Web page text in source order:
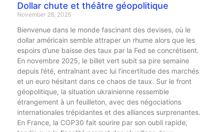
Dollar chute et théâtre géopolitique
November 28, 2025
Bienvenue dans le monde fascinant des devises, où le
dollar américain semble attraper un rhume alors que les
espoirs d’une baisse des taux par la Fed se concrétisent.
En novembre 2025, le billet vert subit sa pire semaine
depuis l’été, entraînant avec lui l’incertitude des marchés
et un euro hésitant dans ce chaos de taux. Sur le front
géopolitique, la situation ukrainienne ressemble
étrangement à un feuilleton, avec des négociations
internationales trépidantes et des alliances surprenantes.
En France, la COP30 fait sourire par son oubli rapide,